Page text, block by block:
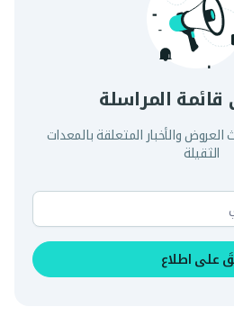
قائمة المراسلة
والأخبار المتعلقة بالمعدات
الثقيلة
على اطلاع